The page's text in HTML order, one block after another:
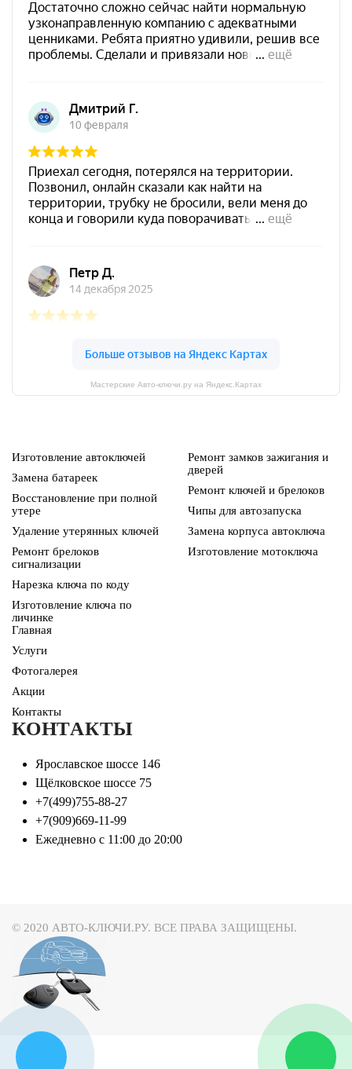
Мастерские Авто-ключи.ру на Яндекс.Картах
Изготовление автоключей
Замена батареек
Восстановление при полной
утере
Удаление утерянных ключей
Ремонт брелоков
сигнализации
Нарезка ключа по коду
Изготовление ключа по
личинке
Ремонт замков зажигания и
дверей
Ремонт ключей и брелоков
Чипы для автозапуска
Замена корпуса автоключа
Изготовление мотоключа
Главная
Услуги
Фотогалерея
Акции
Контакты
КОНТАКТЫ
Ярославское шоссе 146
Щёлковское шоссе 75
+7(499)755-88-27
+7(909)669-11-99
Ежедневно с 11:00 до 20:00
© 2020 АВТО-КЛЮЧИ.РУ. ВСЕ ПРАВА ЗАЩИЩЕНЫ.